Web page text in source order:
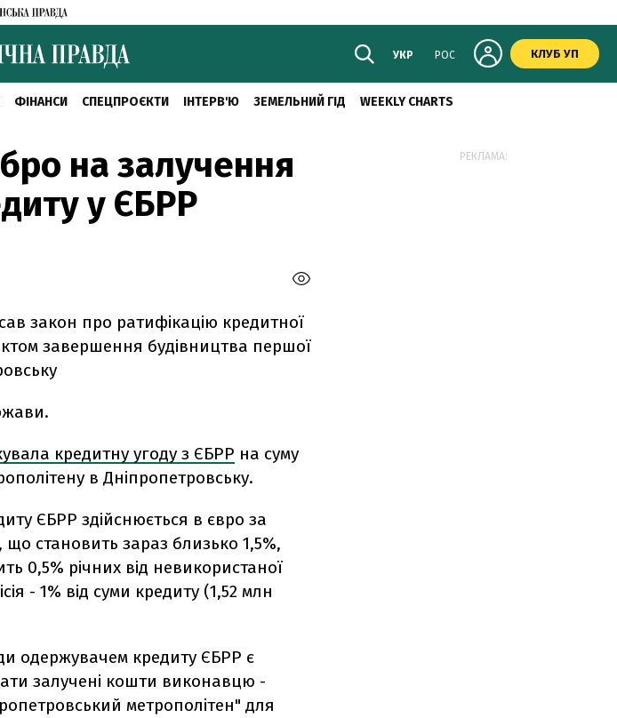
УКР РОС КЛУБ УП
ФІНАНСИ СПЕЦПРОЄКТИ ІНТЕРВ'Ю ЗЕМЕЛЬНИЙ ГІД WEEKLY CHARTS
на залучення
у ЄБРР
закон про ратифікацію кредитної
завершення будівництва першої
кредитну угоду з ЄБРР на суму
в Дніпропетровську.
ЄБРР здійснюється в євро за
становить зараз близько 1,5%,
0,5% річних від невикористаної
- 1% від суми кредиту (1,52 млн
одержувачем кредиту ЄБРР є
залучені кошти виконавцю -
метрополітен" для
РЕКЛАМА: